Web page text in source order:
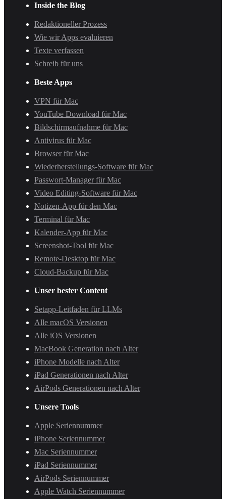
Inside the Blog
Redaktioneller Prozess
Wie wir Apps evaluieren
Texte verfassen
Schreib für uns
Beste Apps
VPN für Mac
YouTube Download für Mac
Bildschirmaufnahme für Mac
Antivirus für Mac
Browser für Mac
Wiederherstellungs-Software für Mac
Passwort-Manager für Mac
Video Editing-Software für Mac
Notizen-App für den Mac
Terminal für Mac
Kalender-App für Mac
Screenshot-Tool für Mac
Remote-Desktop für Mac
Cloud-Backup für Mac
Unser bester Content
Setapp-Leitfaden für LLMs
Alle macOS Versionen
Alle iOS Versionen
MacBook Generation nach Alter
iPhone Modelle nach Alter
iPad Generationen nach Alter
AirPods Generationen nach Alter
Unsere Tools
Apple Seriennummer
iPhone Seriennummer
Mac Seriennummer
iPad Seriennummer
AirPods Seriennummer
Apple Watch Seriennummer